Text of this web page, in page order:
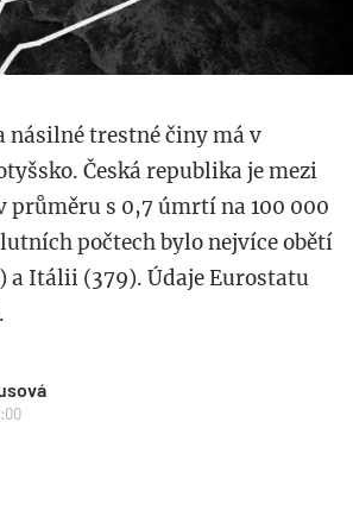
násilné trestné činy má v
Česká republika je mezi
průměru s 0,7 úmrtí na 100 000
počtech bylo nejvíce obětí
a Itálii (379). Údaje Eurostatu